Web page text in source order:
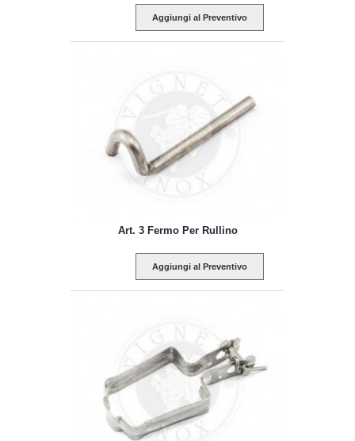
Aggiungi al Preventivo
Art. 3 Fermo Per Rullino
Aggiungi al Preventivo